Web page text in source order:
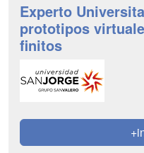
Experto
prototipos
finitos